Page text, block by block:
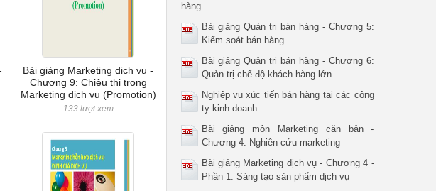
Bài giảng Marketing dịch vụ -
Chương 9: Chiêu thị trong
Marketing dịch vụ (Promotion)
133 lượt xem
hàng
Bài giảng Quản trị bán hàng - Chương 5:
Kiểm soát bán hàng
Bài giảng Quản trị bán hàng - Chương 6:
Quản trị chế độ khách hàng lớn
Nghiệp vụ xúc tiến bán hàng tại các công
ty kinh doanh
Bài giảng môn Marketing căn bản -
Chương 4: Nghiên cứu marketing
Bài giảng Marketing dịch vụ - Chương 4 -
Phần 1: Sáng tạo sản phẩm dịch vụ